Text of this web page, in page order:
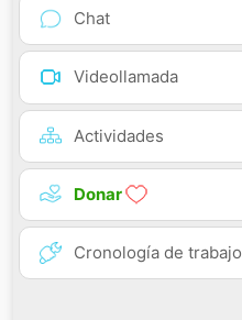
Chat
Videollamada
Actividades
Donar
Cronología de trabajo